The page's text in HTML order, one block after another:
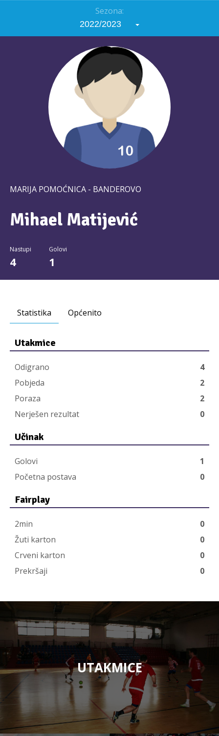
Sezona:
2022/2023
MARIJA POMOĆNICA - BANDEROVO
Mihael Matijević
Nastupi Golovi
4 1
Statistika Općenito
Utakmice
Odigrano
4
Pobjeda
2
Poraza
2
Nerješen rezultat
0
Učinak
Golovi
1
Početna postava
0
Fairplay
2min
0
Žuti karton
0
Crveni karton
0
Prekršaji
0
UTAKMICE